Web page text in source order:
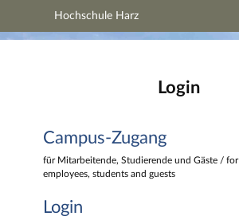
Hauptnavigation
Fußzeile
Hochschule Harz
Login
Campus-Zugang
für Mitarbeitende, Studierende und Gäste / for
employees, students and guests
Login